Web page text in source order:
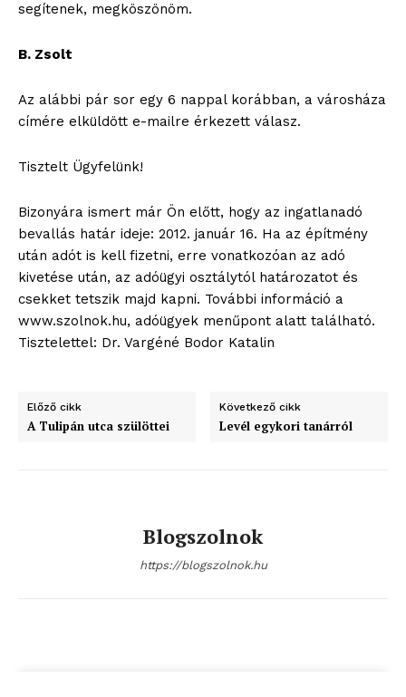
Hasznos
bSZ fiók
Előfizetés
Kapcsolat
segítenek, megköszönöm.
B. Zsolt
Az alábbi pár sor egy 6 nappal korábban, a városháza
címére elküldött e-mailre érkezett válasz.
Tisztelt Ügyfelünk!
Bizonyára ismert már Ön előtt, hogy az ingatlanadó
bevallás határ ideje: 2012. január 16. Ha az építmény
után adót is kell fizetni, erre vonatkozóan az adó
kivetése után, az adóügyi osztálytól határozatot és
csekket tetszik majd kapni. További információ a
www.szolnok.hu, adóügyek menűpont alatt található.
Tisztelettel: Dr. Vargéné Bodor Katalin
Előző cikk
A Tulipán utca szülöttei
Következő cikk
Levél egykori tanárról
Blogszolnok
https://blogszolnok.hu